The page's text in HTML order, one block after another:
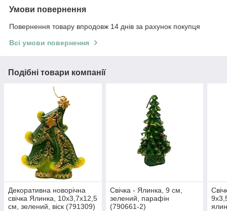
Умови повернення
Повернення товару впродовж 14 днів за рахунок покупця
Всі умови повернення
Подібні товари компанії
Декоративна новорічна
свічка Ялинка, 10х3,7х12,5
см, зелений, віск (791309)
Свічка - Ялинка, 9 см,
зелений, парафін
(790661-2)